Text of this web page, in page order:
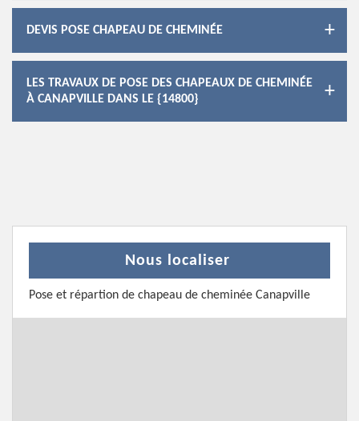
DEVIS POSE CHAPEAU DE CHEMINÉE
LES TRAVAUX DE POSE DES CHAPEAUX DE CHEMINÉE
À CANAPVILLE DANS LE {14800}
Nous localiser
Pose et répartion de chapeau de cheminée Canapville